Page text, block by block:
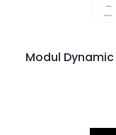
Modul